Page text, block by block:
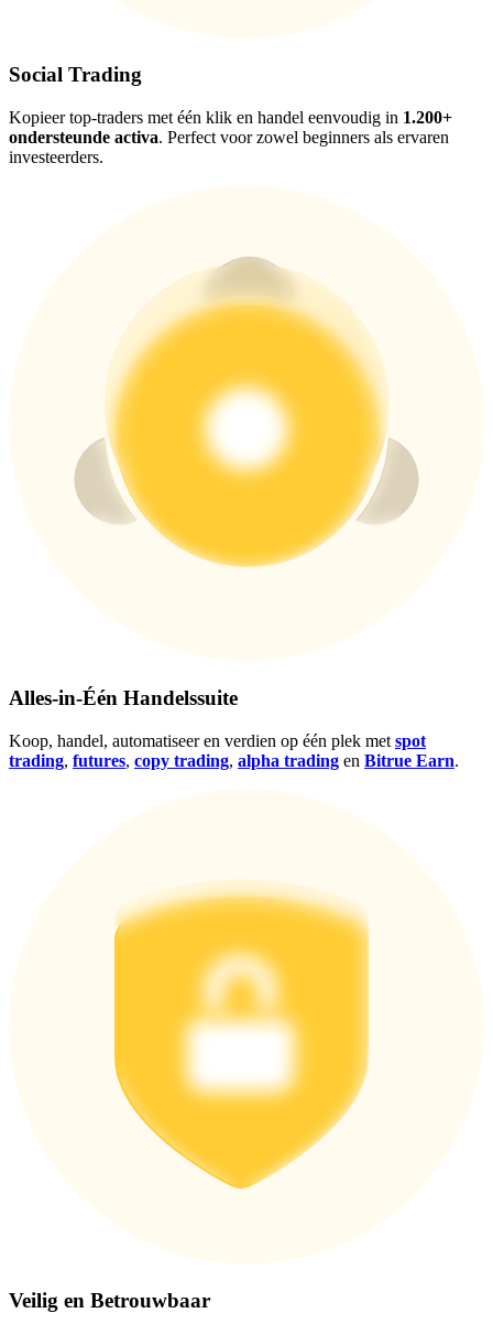
Win prijzen en exclusieve beloningen
Beloningscentrum
Social Trading
Kopieer top-traders met één klik en handel eenvoudig in 1.200+
ondersteunde activa. Perfect voor zowel beginners als ervaren
investeerders.
Alles-in-Één Handelssuite
Koop, handel, automatiseer en verdien op één plek met spot
trading, futures, copy trading, alpha trading en Bitrue Earn.
Veilig en Betrouwbaar